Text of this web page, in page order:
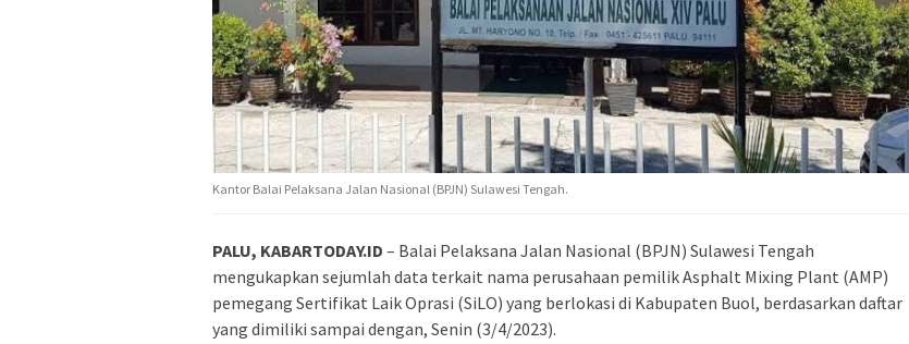
Kantor Balai Pelaksana Jalan Nasional (BPJN) Sulawesi Tengah.
PALU, KABARTODAY.ID – Balai Pelaksana Jalan Nasional (BPJN) Sulawesi Tengah
mengukapkan sejumlah data terkait nama perusahaan pemilik Asphalt Mixing Plant (AMP)
pemegang Sertifikat Laik Oprasi (SiLO) yang berlokasi di Kabupaten Buol, berdasarkan daftar
yang dimiliki sampai dengan, Senin (3/4/2023).